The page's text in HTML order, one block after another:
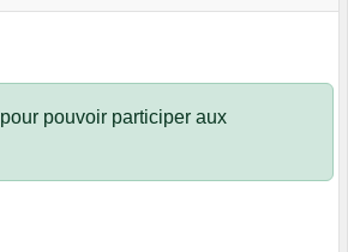
pour pouvoir participer aux